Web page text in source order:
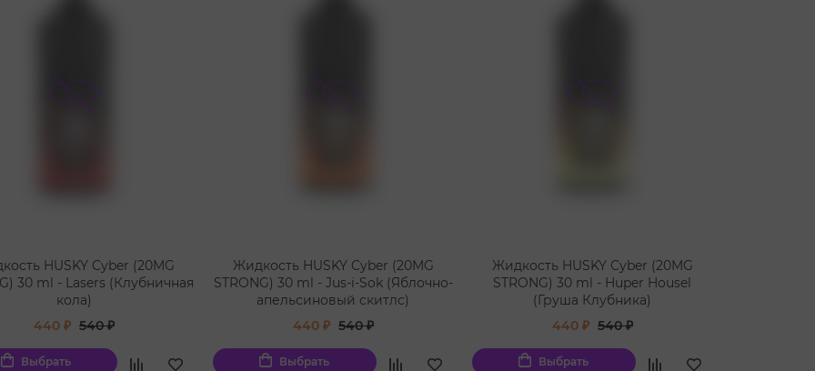
HUSKY Cyber (20MG
30 ml - Lasers (Клубничная
кола)
440 ₽ 540 ₽
Выбрать
Жидкость HUSKY Cyber (20MG
STRONG) 30 ml - Jus-i-Sok (Яблочно-
апельсиновый скитлс)
440 ₽ 540 ₽
Выбрать
Жидкость HUSKY Cyber (20MG
STRONG) 30 ml - Huper Housel
(Груша Клубника)
440 ₽ 540 ₽
Выбрать